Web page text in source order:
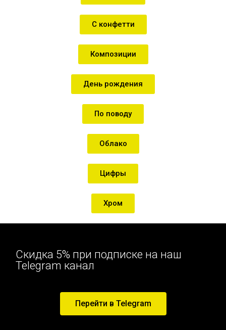
С конфетти
Композиции
День рождения
По поводу
Облако
Цифры
Хром
Скидка 5% при подписке на наш
Telegram канал
Перейти в Telegram